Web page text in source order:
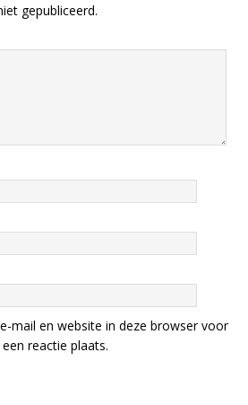
gepubliceerd.
mail en website in deze browser voor
reactie plaats.